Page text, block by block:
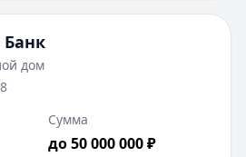
дом
Сумма
до 50 000 000 ₽